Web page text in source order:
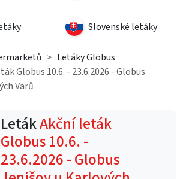
Slovenské letáky
Letáky Globus
Globus 10.6. - 23.6.2026 - Globus
Varů
LetákAkční leták
Globus 10.6. -
23.6.2026 - Globus